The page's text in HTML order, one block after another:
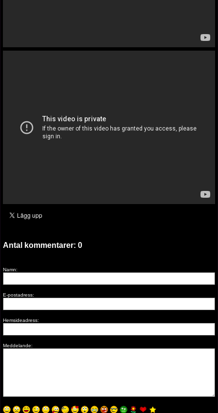
Antal kommentarer: 0
Namn:
E-postadress:
Hemsideadress:
Meddelande: